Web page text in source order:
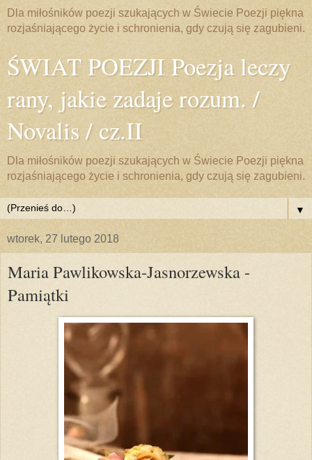
Dla miłośników poezji szukających w Świecie Poezji piękna
rozjaśniającego życie i schronienia, gdy czują się zagubieni.
ŚWIAT POEZJI Poezja leczy
rany, jakie zadaje rozum. /
Novalis / cz.II
Dla miłośników poezji szukających w Świecie Poezji piękna
rozjaśniającego życie i schronienia, gdy czują się zagubieni.
▼
wtorek, 27 lutego 2018
Maria Pawlikowska-Jasnorzewska -
Pamiątki